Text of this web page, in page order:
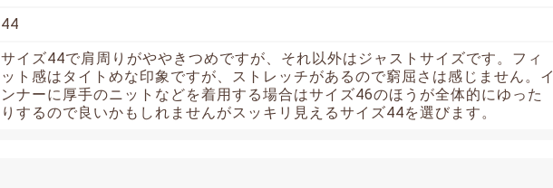
44
サイズ44で肩周りがややきつめですが、それ以外はジャストサイズです。フィ
ット感はタイトめな印象ですが、ストレッチがあるので窮屈さは感じません。イ
ンナーに厚手のニットなどを着用する場合はサイズ46のほうが全体的にゆった
りするので良いかもしれませんがスッキリ見えるサイズ44を選びます。